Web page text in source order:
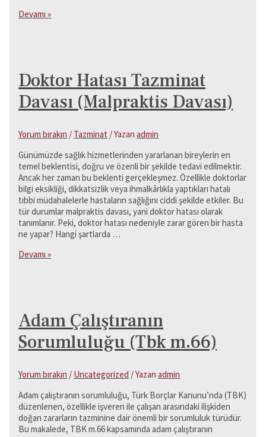
Gaziemir
Av.
Erdi
Durak
Devamı »
Doktor Hatası Tazminat
Davası (Malpraktis Davası)
Yorum bırakın / Tazminat / Yazan admin
Günümüzde sağlık hizmetlerinden yararlanan bireylerin en
temel beklentisi, doğru ve özenli bir şekilde tedavi edilmektir.
Ancak her zaman bu beklenti gerçekleşmez. Özellikle doktorlar
bilgi eksikliği, dikkatsizlik veya ihmalkârlıkla yaptıkları hatalı
tıbbi müdahalelerle hastaların sağlığını ciddi şekilde etkiler. Bu
tür durumlar malpraktis davası, yani doktor hatası olarak
tanımlanır. Peki, doktor hatası nedeniyle zarar gören bir hasta
ne yapar? Hangi şartlarda …
Doktor
Devamı »
Adam Çalıştıranın
Sorumluluğu (Tbk m.66)
Yorum bırakın / Uncategorized / Yazan admin
Adam çalıştıranın sorumluluğu, Türk Borçlar Kanunu’nda (TBK)
düzenlenen, özellikle işveren ile çalışan arasındaki ilişkiden
doğan zararların tazminine dair önemli bir sorumluluk türüdür.
Bu makalede, TBK m.66 kapsamında adam çalıştıranın